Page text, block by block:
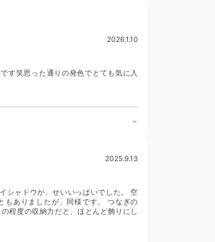
2026.1.10
す笑思った通りの発色でとても気に入
2025.9.13
シャドウが、せいいっぱいでした。 空
もありましたが、同様です。 つなぎの
程度の収納力だと、ほとんど飾りにし